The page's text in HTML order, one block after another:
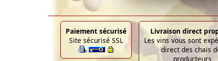
Paiement sécurisé
Site sécurisé SSL
Livraison direct
Les vins vous sont
direct des chais
producteurs